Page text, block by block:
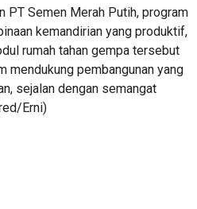
PT Semen Merah Putih, program
kemandirian yang produktif,
rumah tahan gempa tersebut
mendukung pembangunan yang
sejalan dengan semangat
Erni)